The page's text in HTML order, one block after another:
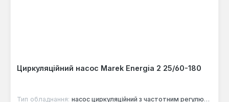
Циркуляційний насос Marek Energia 2 25/60-180
Тип обладнання: насос циркуляційний з частотним регулюванням